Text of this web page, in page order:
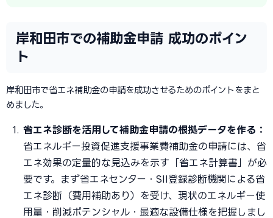
岸和田市での補助金申請 成功のポイン
ト
岸和田市で省エネ補助金の申請を成功させるためのポイントをまと
めました。
省エネ診断を活用して補助金申請の根拠データを作る：
省エネルギー投資促進支援事業費補助金の申請には、省
エネ効果の定量的な見込みを示す「省エネ計算書」が必
要です。まず省エネセンター・SII登録診断機関による省
エネ診断（費用補助あり）を受け、現状のエネルギー使
用量・削減ポテンシャル・最適な設備仕様を把握しまし